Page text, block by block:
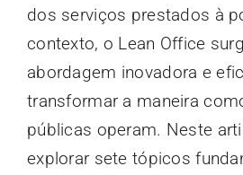
dos serviços prestados à
contexto, o Lean Office
abordagem inovadora e
transformar a maneira
públicas operam. Neste
explorar sete tópicos